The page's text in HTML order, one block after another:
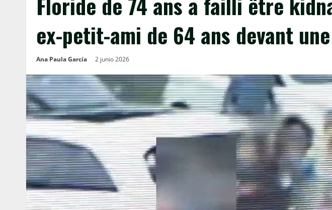
ex-petit-ami de 64 ans devant
Ana Paula García 2 junio 2026